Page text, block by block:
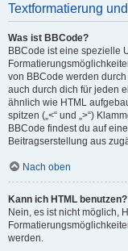
Textformatierung
Was ist BBCode?
BBCode ist eine spezielle
von BBCode werden
auch durch dich für jeden
ähnlich wie HTML
spitzen („<“ und „>“)
BBCode findest du auf
Beitragserstellung aus
Nach oben
Kann ich HTML benutzen?
Nein, es ist nicht möglich,
werden.